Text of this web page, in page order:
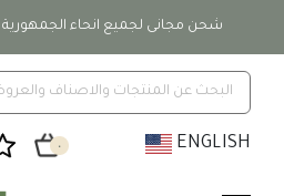
شحن مجانى لجميع انحاء الجمهورية
٠ ENGLISH